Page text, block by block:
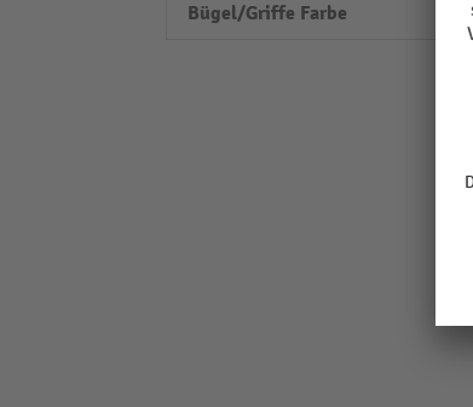
Bügel/Griffe Farbe